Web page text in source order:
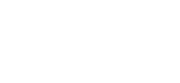
献了什么？